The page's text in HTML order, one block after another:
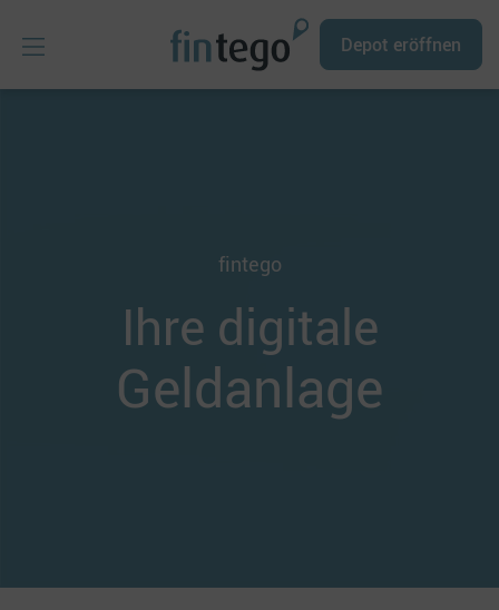
Depot eröffnen
fintego
Ihre digitale
Geldanlage